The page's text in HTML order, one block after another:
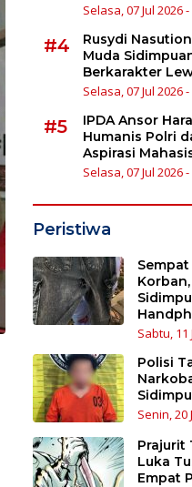
Selasa, 07 Jul 2026 -
#4
Rusydi
Muda
Berkarakter
Selasa, 07 Jul 2026 -
#5
IPDA Ansor
Humanis Polri
Aspirasi
Selasa, 07 Jul 2026 -
Peristiwa
Sabtu, 11
Polisi
Senin, 20
Prajurit
Luka
Empat